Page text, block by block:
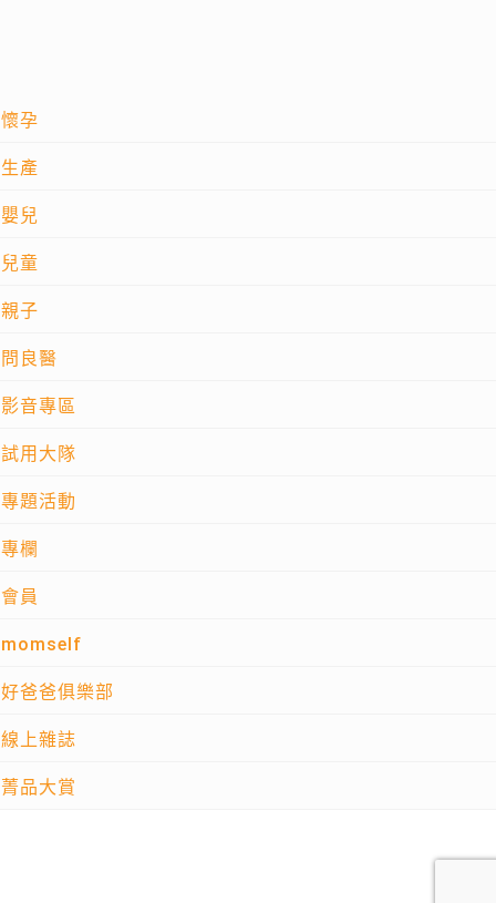
懷孕
生產
嬰兒
兒童
親子
問良醫
影音專區
試用大隊
專題活動
專欄
會員
momself
好爸爸俱樂部
線上雜誌
菁品大賞